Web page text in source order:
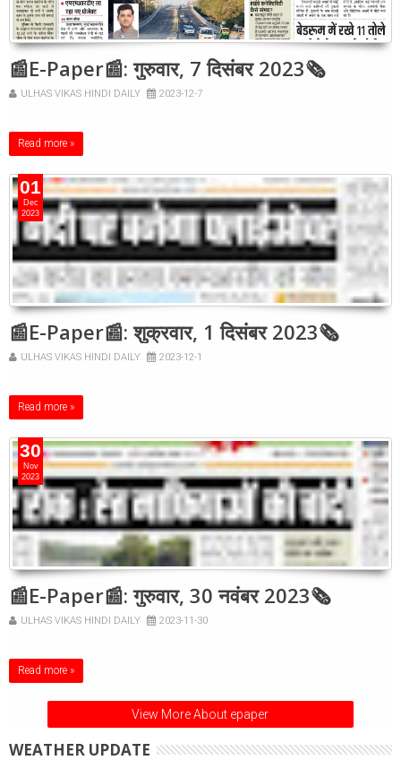
📰E-Paper📰: गुरुवार, 7 दिसंबर 2023🗞
ULHAS VIKAS HINDI DAILY 2023-12-7
Read more »
01
Dec
2023
📰E-Paper📰: शुक्रवार, 1 दिसंबर 2023🗞
ULHAS VIKAS HINDI DAILY 2023-12-1
Read more »
30
Nov
2023
📰E-Paper📰: गुरुवार, 30 नवंबर 2023🗞
ULHAS VIKAS HINDI DAILY 2023-11-30
Read more »
View More About epaper
WEATHER UPDATE